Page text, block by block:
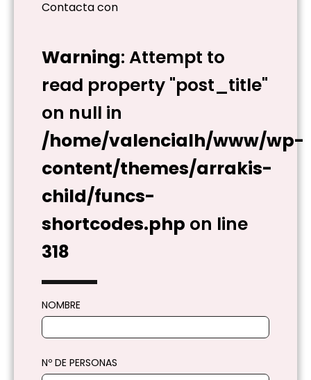
Contacta con
Warning: Attempt to
read property "post_title"
on null in
/home/valencialh/www/wp-
content/themes/arrakis-
child/funcs-
shortcodes.php on line
318
NOMBRE
Nº DE PERSONAS